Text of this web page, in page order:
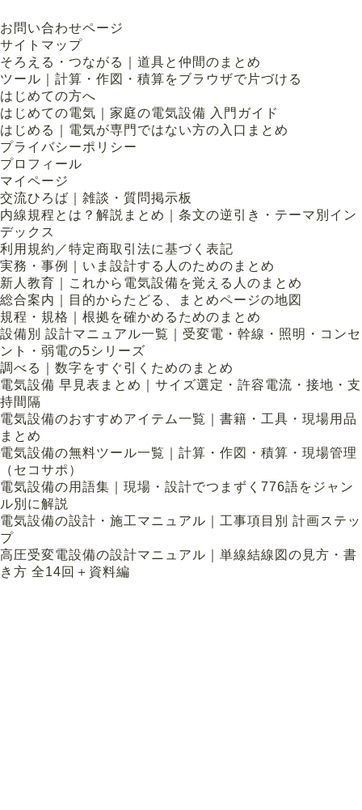
お問い合わせページ
サイトマップ
そろえる・つながる｜道具と仲間のまとめ
ツール｜計算・作図・積算をブラウザで片づける
はじめての方へ
はじめての電気｜家庭の電気設備 入門ガイド
はじめる｜電気が専門ではない方の入口まとめ
プライバシーポリシー
プロフィール
マイページ
交流ひろば｜雑談・質問掲示板
内線規程とは？解説まとめ｜条文の逆引き・テーマ別イン
デックス
利用規約／特定商取引法に基づく表記
実務・事例｜いま設計する人のためのまとめ
新人教育｜これから電気設備を覚える人のまとめ
総合案内｜目的からたどる、まとめページの地図
規程・規格｜根拠を確かめるためのまとめ
設備別 設計マニュアル一覧｜受変電・幹線・照明・コンセ
ント・弱電の5シリーズ
調べる｜数字をすぐ引くためのまとめ
電気設備 早見表まとめ｜サイズ選定・許容電流・接地・支
持間隔
電気設備のおすすめアイテム一覧｜書籍・工具・現場用品
まとめ
電気設備の無料ツール一覧｜計算・作図・積算・現場管理
（セコサポ）
電気設備の用語集｜現場・設計でつまずく776語をジャン
ル別に解説
電気設備の設計・施工マニュアル｜工事項目別 計画ステッ
プ
高圧受変電設備の設計マニュアル｜単線結線図の見方・書
き方 全14回＋資料編